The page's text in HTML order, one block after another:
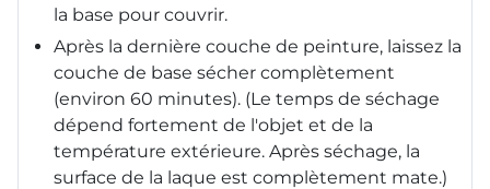
la base pour couvrir.
Après la dernière couche de peinture, laissez la
couche de base sécher complètement
(environ 60 minutes). (Le temps de séchage
dépend fortement de l'objet et de la
température extérieure. Après séchage, la
surface de la laque est complètement mate.)